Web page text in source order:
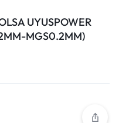
UYUSPOWER
MGS0.2MM)